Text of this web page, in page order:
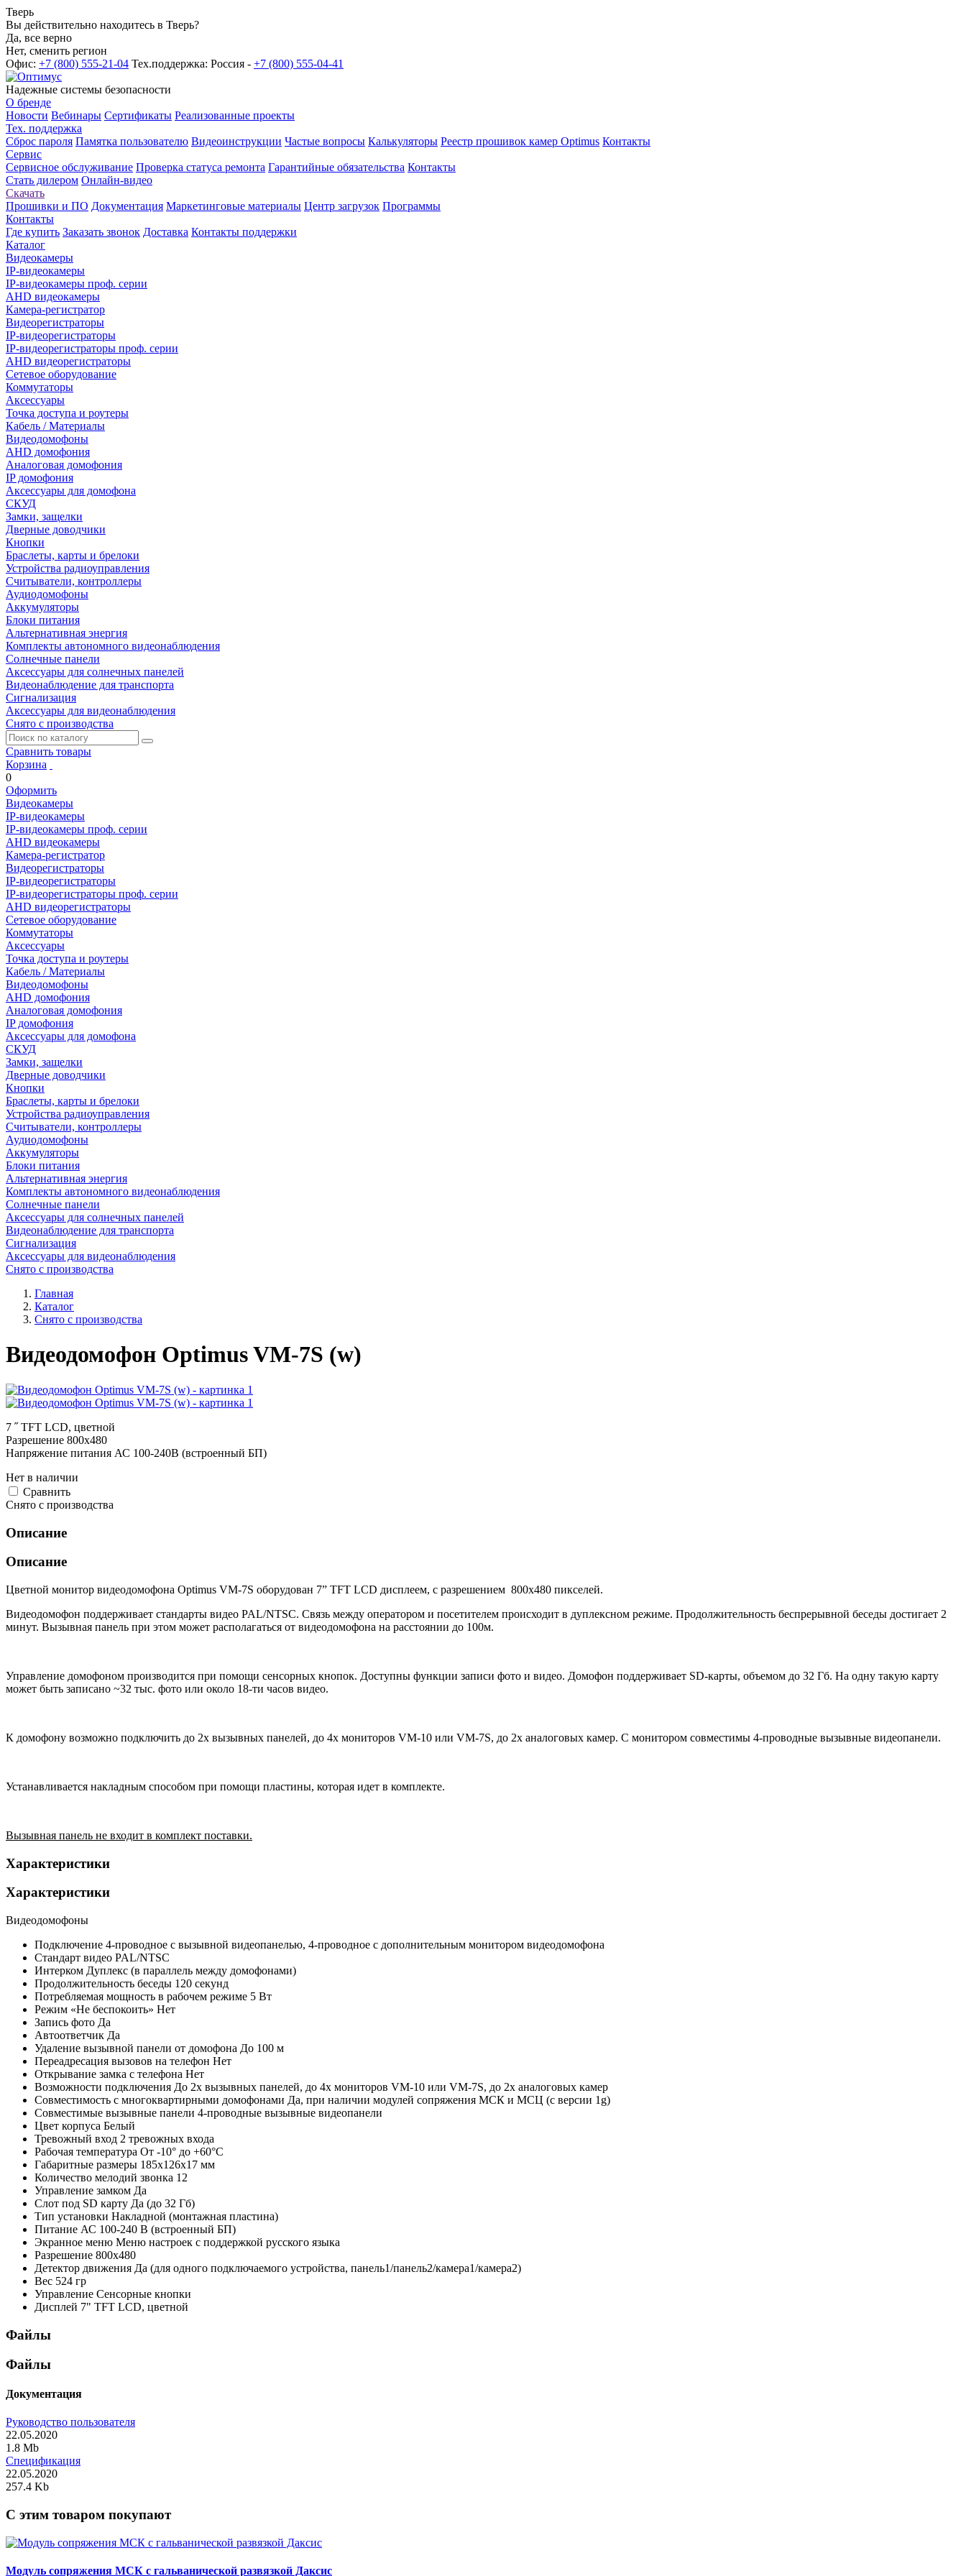
Тверь
Вы действительно находитесь в Тверь?
Да, все верно
Нет, сменить регион
Офис: +7 (800) 555-21-04 Тех.поддержка: Россия - +7 (800) 555-04-41
Надежные системы безопасности
О бренде
Новости Вебинары Сертификаты Реализованные проекты
Тех. поддержка
Сброс пароля Памятка пользователю Видеоинструкции Частые вопросы Калькуляторы Реестр прошивок камер Optimus Контакты
Сервис
Сервисное обслуживание Проверка статуса ремонта Гарантийные обязательства Контакты
Стать дилером Онлайн-видео
Скачать
Прошивки и ПО Документация Маркетинговые материалы Центр загрузок Программы
Контакты
Где купить Заказать звонок Доставка Контакты поддержки
Каталог
Видеокамеры
IP-видеокамеры
IP-видеокамеры проф. серии
AHD видеокамеры
Камера-регистратор
Видеорегистраторы
IP-видеорегистраторы
IP-видеорегистраторы проф. серии
AHD видеорегистраторы
Сетевое оборудование
Коммутаторы
Аксессуары
Точка доступа и роутеры
Кабель / Материалы
Видеодомофоны
AHD домофония
Аналоговая домофония
IP домофония
Аксессуары для домофона
СКУД
Замки, защелки
Дверные доводчики
Кнопки
Браслеты, карты и брелоки
Устройства радиоуправления
Считыватели, контроллеры
Аудиодомофоны
Аккумуляторы
Блоки питания
Альтернативная энергия
Комплекты автономного видеонаблюдения
Солнечные панели
Аксессуары для солнечных панелей
Видеонаблюдение для транспорта
Сигнализация
Аксессуары для видеонаблюдения
Снято с производства
Сравнить товары
Корзина
0
Оформить
Видеокамеры
IP-видеокамеры
IP-видеокамеры проф. серии
AHD видеокамеры
Камера-регистратор
Видеорегистраторы
IP-видеорегистраторы
IP-видеорегистраторы проф. серии
AHD видеорегистраторы
Сетевое оборудование
Коммутаторы
Аксессуары
Точка доступа и роутеры
Кабель / Материалы
Видеодомофоны
AHD домофония
Аналоговая домофония
IP домофония
Аксессуары для домофона
СКУД
Замки, защелки
Дверные доводчики
Кнопки
Браслеты, карты и брелоки
Устройства радиоуправления
Считыватели, контроллеры
Аудиодомофоны
Аккумуляторы
Блоки питания
Альтернативная энергия
Комплекты автономного видеонаблюдения
Солнечные панели
Аксессуары для солнечных панелей
Видеонаблюдение для транспорта
Сигнализация
Аксессуары для видеонаблюдения
Снято с производства
Главная
Каталог
Снято с производства
Видеодомофон Optimus VM-7S (w)
7 ˝ TFT LCD, цветной
Разрешение 800x480
Напряжение питания АС 100-240В (встроенный БП)
Нет в наличии
Cравнить
Снято с производства
Описание
Описание
Цветной монитор видеодомофона Optimus VM-7S оборудован 7” TFT LCD дисплеем, с разрешением 800х480 пикселей.
Видеодомофон поддерживает стандарты видео PAL/NTSC. Связь между оператором и посетителем происходит в дуплексном режиме. Продолжительность беспрерывной беседы достигает 2
минут. Вызывная панель при этом может располагаться от видеодомофона на расстоянии до 100м.
Управление домофоном производится при помощи сенсорных кнопок. Доступны функции записи фото и видео. Домофон поддерживает SD-карты, объемом до 32 Гб. На одну такую карту
может быть записано ~32 тыс. фото или около 18-ти часов видео.
К домофону возможно подключить до 2х вызывных панелей, до 4х мониторов VM-10 или VM-7S, до 2х аналоговых камер. С монитором совместимы 4-проводные вызывные видеопанели.
Устанавливается накладным способом при помощи пластины, которая идет в комплекте.
Вызывная панель не входит в комплект поставки.
Характеристики
Характеристики
Видеодомофоны
Подключение 4-проводное с вызывной видеопанелью, 4-проводное с дополнительным монитором видеодомофона
Стандарт видео PAL/NTSC
Интерком Дуплекс (в параллель между домофонами)
Продолжительность беседы 120 секунд
Потребляемая мощность в рабочем режиме 5 Вт
Режим «Не беспокоить» Нет
Запись фото Да
Автоответчик Да
Удаление вызывной панели от домофона До 100 м
Переадресация вызовов на телефон Нет
Открывание замка с телефона Нет
Возможности подключения До 2х вызывных панелей, до 4х мониторов VM-10 или VM-7S, до 2х аналоговых камер
Совместимость с многоквартирными домофонами Да, при наличии модулей сопряжения МСК и МСЦ (с версии 1g)
Совместимые вызывные панели 4-проводные вызывные видеопанели
Цвет корпуса Белый
Тревожный вход 2 тревожных входа
Рабочая температура От -10° до +60°С
Габаритные размеры 185х126х17 мм
Количество мелодий звонка 12
Управление замком Да
Слот под SD карту Да (до 32 Гб)
Тип установки Накладной (монтажная пластина)
Питание АС 100-240 В (встроенный БП)
Экранное меню Меню настроек с поддержкой русского языка
Разрешение 800х480
Детектор движения Да (для одного подключаемого устройства, панель1/панель2/камера1/камера2)
Вес 524 гр
Управление Сенсорные кнопки
Дисплей 7" TFT LCD, цветной
Файлы
Файлы
Документация
Руководство пользователя
22.05.2020
1.8 Mb
Спецификация
22.05.2020
257.4 Kb
C этим товаром покупают
Модуль сопряжения МСК с гальванической развязкой Даксис